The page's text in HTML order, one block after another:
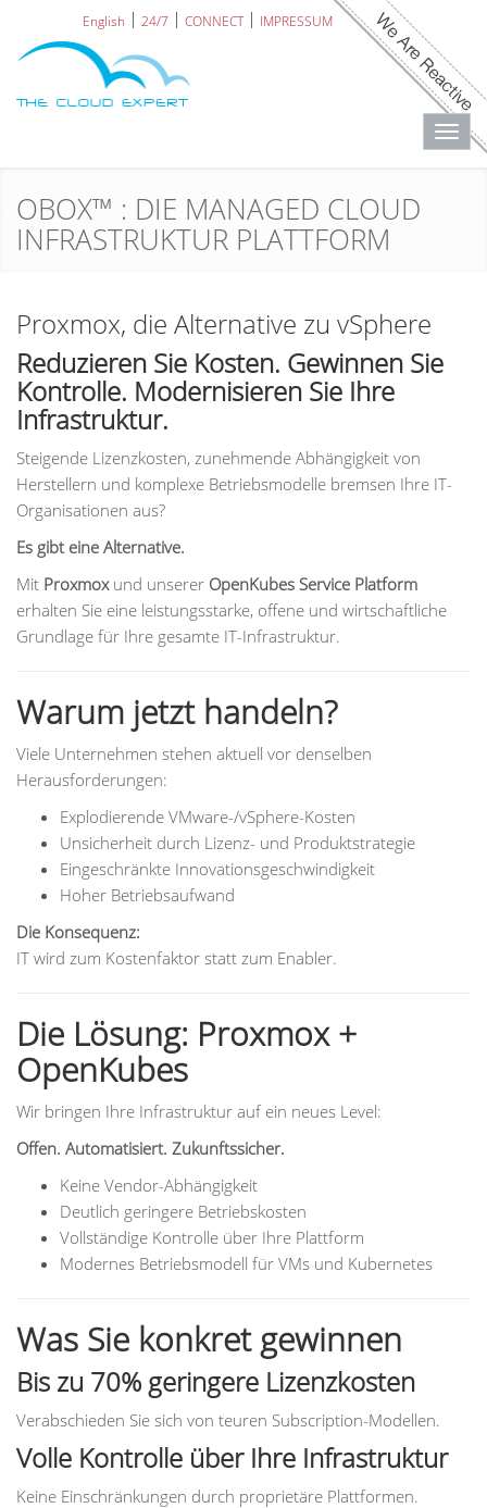
English 24/7 CONNECT IMPRESSUM
OBOX™ : DIE MANAGED CLOUD
INFRASTRUKTUR PLATTFORM
Proxmox, die Alternative zu vSphere
Reduzieren Sie Kosten. Gewinnen Sie
Kontrolle. Modernisieren Sie Ihre
Infrastruktur.
Steigende Lizenzkosten, zunehmende Abhängigkeit von
Herstellern und komplexe Betriebsmodelle bremsen Ihre IT-
Organisationen aus?
Es gibt eine Alternative.
Mit Proxmoxund unserer OpenKubes Service Platform
erhalten Sie eine leistungsstarke, offene und wirtschaftliche
Grundlage für Ihre gesamte IT-Infrastruktur.
Warum jetzt handeln?
Viele Unternehmen stehen aktuell vor denselben
Herausforderungen:
Explodierende VMware-/vSphere-Kosten
Unsicherheit durch Lizenz- und Produktstrategie
Eingeschränkte Innovationsgeschwindigkeit
Hoher Betriebsaufwand
Die Konsequenz:
IT wird zum Kostenfaktor statt zum Enabler.
Die Lösung: Proxmox +
OpenKubes
Wir bringen Ihre Infrastruktur auf ein neues Level:
Offen. Automatisiert. Zukunftssicher.
Keine Vendor-Abhängigkeit
Deutlich geringere Betriebskosten
Vollständige Kontrolle über Ihre Plattform
Modernes Betriebsmodell für VMs und Kubernetes
Was Sie konkret gewinnen
Bis zu 70% geringere Lizenzkosten
Verabschieden Sie sich von teuren Subscription-Modellen.
Volle Kontrolle über Ihre Infrastruktur
Keine Einschränkungen durch proprietäre Plattformen.